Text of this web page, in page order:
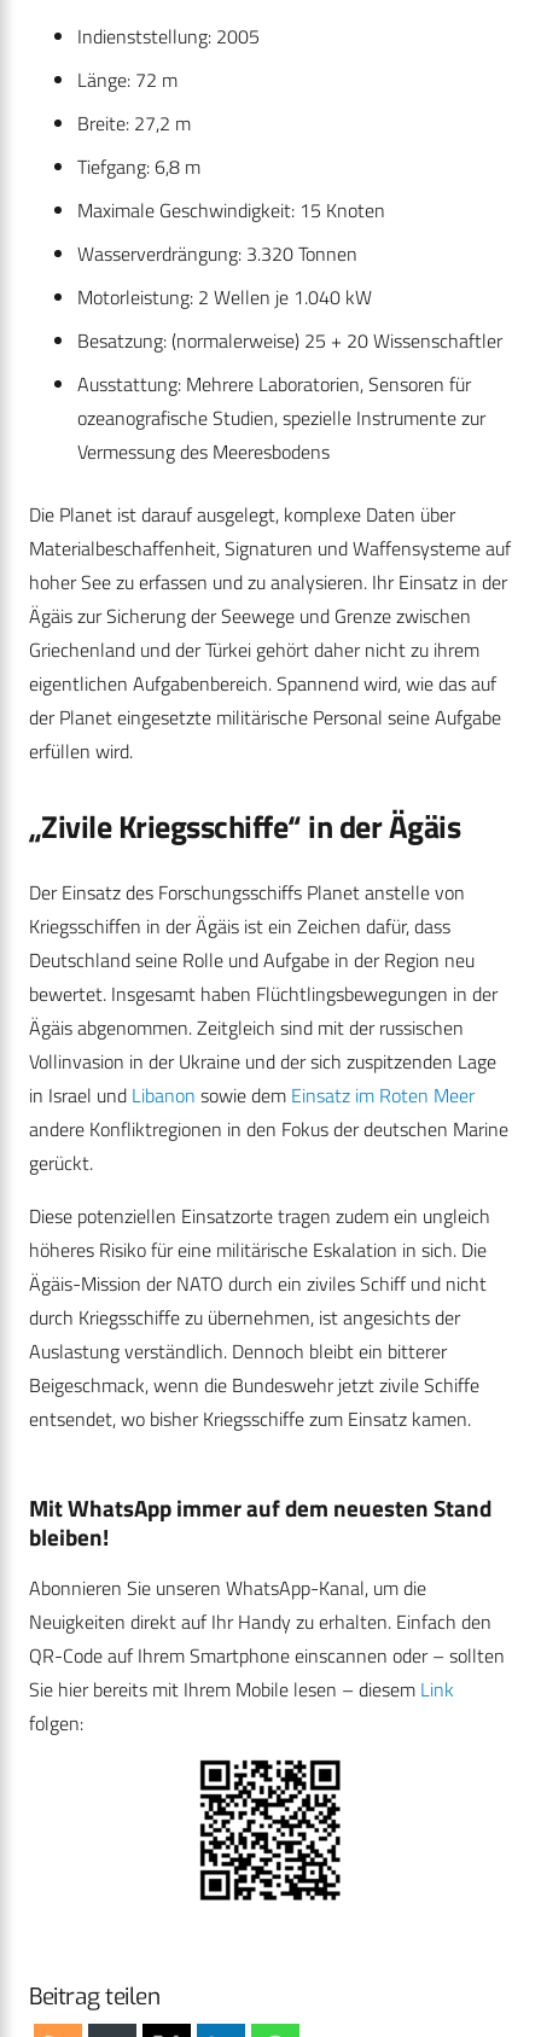
Indienststellung: 2005
Länge: 72 m
Breite: 27,2 m
Tiefgang: 6,8 m
Maximale Geschwindigkeit: 15 Knoten
Wasserverdrängung: 3.320 Tonnen
Motorleistung: 2 Wellen je 1.040 kW
Besatzung: (normalerweise) 25 + 20 Wissenschaftler
Ausstattung: Mehrere Laboratorien, Sensoren für
ozeanografische Studien, spezielle Instrumente zur
Vermessung des Meeresbodens
Die Planet ist darauf ausgelegt, komplexe Daten über
Materialbeschaffenheit, Signaturen und Waffensysteme auf
hoher See zu erfassen und zu analysieren. Ihr Einsatz in der
Ägäis zur Sicherung der Seewege und Grenze zwischen
Griechenland und der Türkei gehört daher nicht zu ihrem
eigentlichen Aufgabenbereich. Spannend wird, wie das auf
der Planet eingesetzte militärische Personal seine Aufgabe
erfüllen wird.
„Zivile Kriegsschiffe“ in der Ägäis
Der Einsatz des Forschungsschiffs Planet anstelle von
Kriegsschiffen in der Ägäis ist ein Zeichen dafür, dass
Deutschland seine Rolle und Aufgabe in der Region neu
bewertet. Insgesamt haben Flüchtlingsbewegungen in der
Ägäis abgenommen. Zeitgleich sind mit der russischen
Vollinvasion in der Ukraine und der sich zuspitzenden Lage
in Israel und Libanon sowie dem Einsatz im Roten Meer
andere Konfliktregionen in den Fokus der deutschen Marine
gerückt.
Diese potenziellen Einsatzorte tragen zudem ein ungleich
höheres Risiko für eine militärische Eskalation in sich. Die
Ägäis-Mission der NATO durch ein ziviles Schiff und nicht
durch Kriegsschiffe zu übernehmen, ist angesichts der
Auslastung verständlich. Dennoch bleibt ein bitterer
Beigeschmack, wenn die Bundeswehr jetzt zivile Schiffe
entsendet, wo bisher Kriegsschiffe zum Einsatz kamen.
Mit WhatsApp immer auf dem neuesten Stand
bleiben!
Abonnieren Sie unseren WhatsApp-Kanal, um die
Neuigkeiten direkt auf Ihr Handy zu erhalten. Einfach den
QR-Code auf Ihrem Smartphone einscannen oder – sollten
Sie hier bereits mit Ihrem Mobile lesen – diesem Link
folgen:
Beitrag teilen